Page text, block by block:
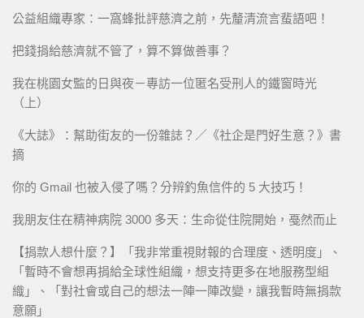
公益組織專家：一窩蜂批評慈濟之前，先釐清流言蜚語吧！
把錢捐給慈濟就不管了，算不算做善事？
我在桃園女監的日與夜－專訪一位匿名受刑人的鐵窗時光
（上）
《大誌》：幫助街友的一份雜誌？／《社企是門好生意？》書
摘
你的 Gmail 也被入侵了嗎？分辨釣魚信件的 5 大技巧！
我朋友住在精神病院 3000 多天：生命從住院開始，戞然而止
【捐款人想什麼？】「我非常重視財報的合理度、透明度」、
「暫時不會想再捐給全球性組織，想支持更多在地服務型組
織」、「對社會或自己的想法一陣一陣改變，讓我暫時無捐款
意願」